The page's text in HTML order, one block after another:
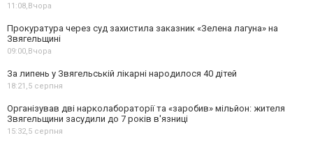
11:08, Вчора
Прокуратура через суд захистила заказник «Зелена лагуна» на
Звягельщині
09:00, Вчора
За липень у Звягельській лікарні народилося 40 дітей
18:21, 5 серпня
Організував дві нарколабораторії та «заробив» мільйон: жителя
Звягельщини засудили до 7 років в'язниці
15:32, 5 серпня